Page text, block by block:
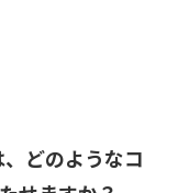
どのようなコ